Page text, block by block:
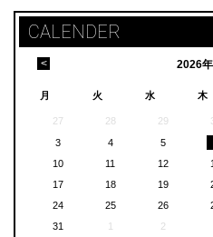
CALENDER
2026年
<
月 火 水 木
27 28 29
3
4 5
10
11 12
17
18 19
24
25 26
31
1 2